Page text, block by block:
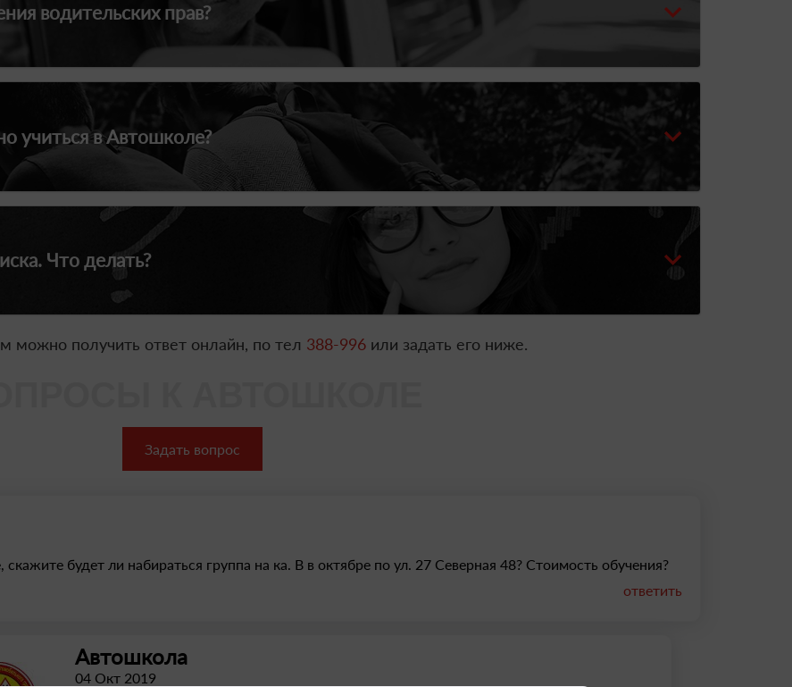
водительских прав?
учиться в Автошколе?
Что делать?
можно получить ответ онлайн, по тел 388-996или задать его ниже.
Задать вопрос
скажите будет ли набираться группа на ка. В в октябре по ул. 27 Северная 48? Стоимость обучения?
ответить
Автошкола
04 Окт 2019